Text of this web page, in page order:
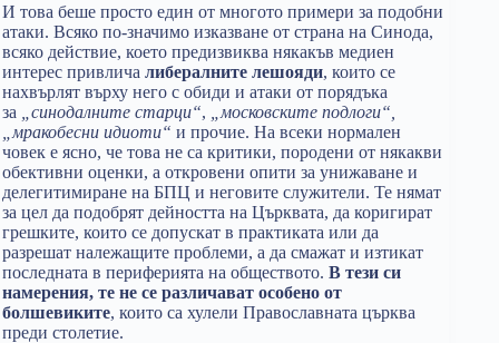
И това беше просто един от многото примери за подобни
атаки. Всяко по-значимо изказване от страна на Синода,
всяко действие, което предизвиква някакъв медиен
интерес привлича либералните лешояди, които се
нахвърлят върху него с обиди и атаки от порядъка
за
„синодалните старци“, „московските подлоги“,
„мракобесни идиоти“ и прочие. На всеки нормален
човек е ясно, че това не са критики, породени от някакви
обективни оценки, а откровени опити за унижаване и
делегитимиране на БПЦ и неговите служители. Те нямат
за цел да подобрят дейността на Църквата, да коригират
грешките, които се допускат в практиката или да
разрешат належащите проблеми, а да смажат и изтикат
последната в периферията на обществото. В тези си
намерения, те не се различават особено от
болшевиките, които са хулели Православната църква
преди столетие.